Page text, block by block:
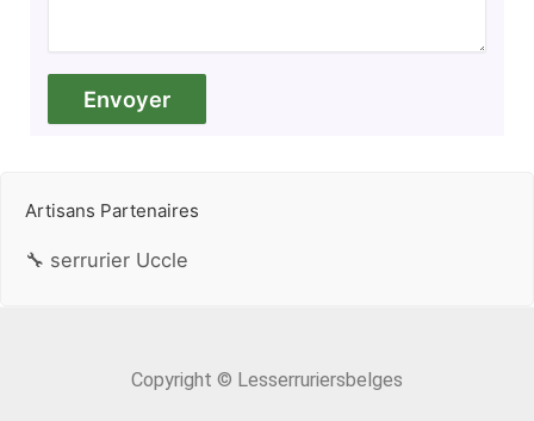
Artisans Partenaires
🔧 serrurier Uccle
Copyright © Lesserruriersbelges